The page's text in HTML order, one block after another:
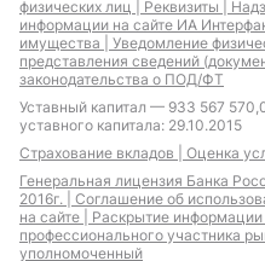
Ипотека для IT-
специалистов с
льготной
господдержкой
Материнский капитал
физических лиц | Реквизиты |
информации на сайте ИА
имущества | Уведомление
представления сведений
законодательства о ПОД/ФТ
Уставный капитал — 933 567
уставного капитала: 29.10.2015
Страхование вкладов | Оценка
Генеральная лицензия Банка
2016г. | Соглашение об
на сайте | Раскрытие информации |
профессионального участника
уполномоченный